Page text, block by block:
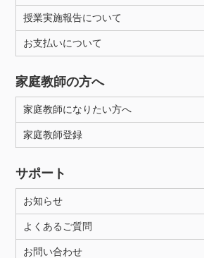
授業実施報告について
お支払いについて
家庭教師の方へ
家庭教師になりたい方へ
家庭教師登録
サポート
お知らせ
よくあるご質問
お問い合わせ